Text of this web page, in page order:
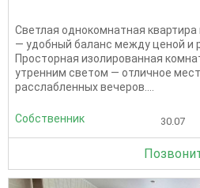
Светлая однокомнатная
— удобный баланс между ценой и
Просторная изолированная
утренним светом — отличное
расслабленных вечеров....
Собственник 30.07